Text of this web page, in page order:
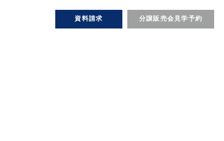
資料請求 分譲販売会見学予約